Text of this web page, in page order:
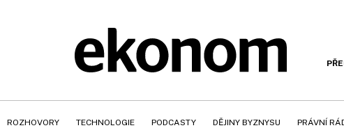
ROZHOVORY TECHNOLOGIE PODCASTY DĚJINY BYZNYSU PRÁVNÍ